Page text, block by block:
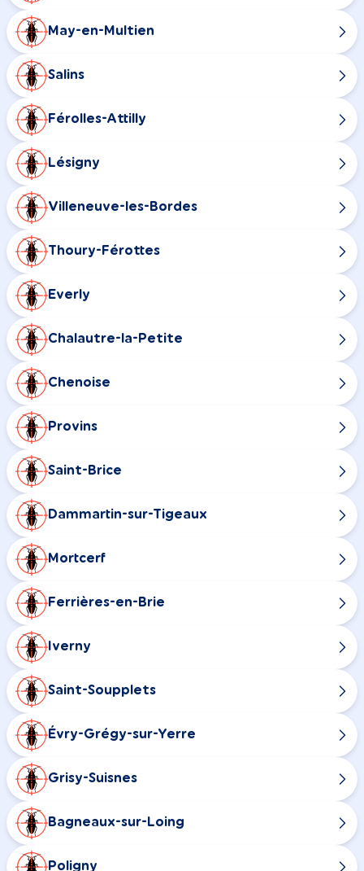
May-en-Multien
Salins
Férolles-Attilly
Lésigny
Villeneuve-les-Bordes
Thoury-Férottes
Everly
Chalautre-la-Petite
Chenoise
Provins
Saint-Brice
Dammartin-sur-Tigeaux
Mortcerf
Ferrières-en-Brie
Iverny
Saint-Soupplets
Évry-Grégy-sur-Yerre
Grisy-Suisnes
Bagneaux-sur-Loing
Poligny